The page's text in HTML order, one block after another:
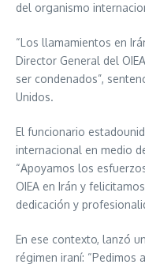
del organismo
“Los llamamientos en
Director General del
ser condenados”,
Unidos.
El funcionario
internacional en medio
“Apoyamos los
OIEA en Irán y
dedicación y
En ese contexto, lanzó
régimen iraní: “Pedimos